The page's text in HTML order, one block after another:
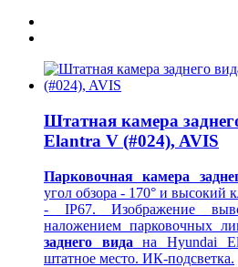
Штатная камера
Elantra V (#024), AVIS
Парковочная камера
угол обзора - 170° и высокий
- IP67. Изображение
наложением парковочных
заднего вида на Hyundai
штатное место. ИК-подсветка.